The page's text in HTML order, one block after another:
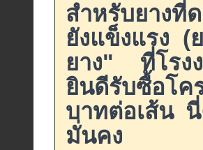
สำหรับยางที่
ยังแข็งแรง (
ยาง" ที่โรง
ยินดีรับซื้อโค
บาทต่อเส้น นี่
มั่นคง